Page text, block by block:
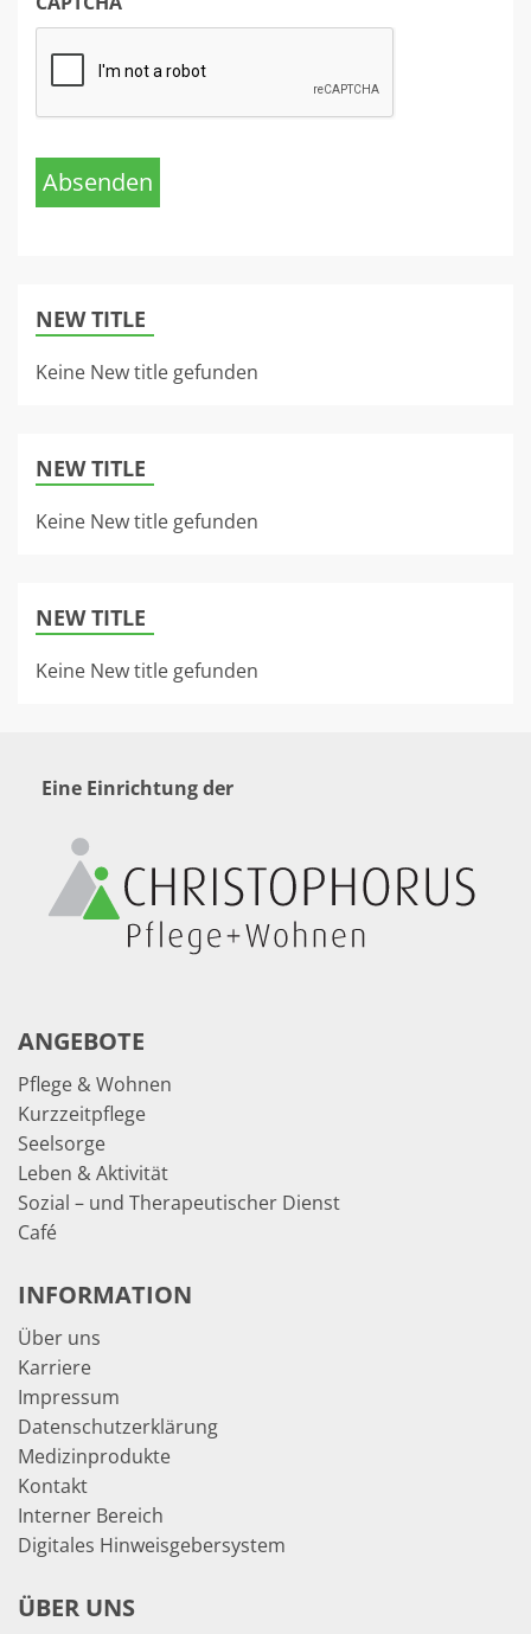
Absenden
NEW TITLE
Keine New title gefunden
NEW TITLE
Keine New title gefunden
NEW TITLE
Keine New title gefunden
Eine Einrichtung der
ANGEBOTE
Pflege & Wohnen
Kurzzeitpflege
Seelsorge
Leben & Aktivität
Sozial – und Therapeutischer Dienst
Café
INFORMATION
Über uns
Karriere
Impressum
Datenschutzerklärung
Medizinprodukte
Kontakt
Interner Bereich
Digitales Hinweisgebersystem
ÜBER UNS